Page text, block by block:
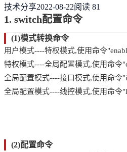
技术分享2022-08-22阅读 81
1. switch配置命令
(1)模式转换命令
用户模式----特权模式,使用命令
特权模式----全局配置模式,使用命令
全局配置模式----接口模式,使用命令
全局配置模式----线控模式,使用命令
(2)配置命令